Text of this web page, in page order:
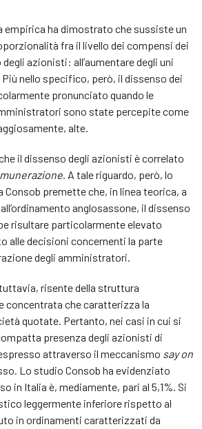
empirica ha dimostrato che sussiste un
fra il livello dei compensi dei
azionisti: all’aumentare degli uni
Più nello specifico, però, il dissenso dei
pronunciato quando le
sono state percepite come
alte.
il dissenso degli azionisti è correlato
. A tale riguardo, però, lo
Consob premette che, in linea teorica, a
anglosassone, il dissenso
risultare particolarmente elevato
alle decisioni concernenti la parte
degli amministratori.
risente della struttura
concentrata che caratterizza la
quotate. Pertanto, nei casi in cui si
presenza degli azionisti di
attraverso il meccanismo sayon
Lo studio Consob ha evidenziato
in Italia è, mediamente, pari al 5,1%. Si
leggermente inferiore rispetto al
in ordinamenti caratterizzati da